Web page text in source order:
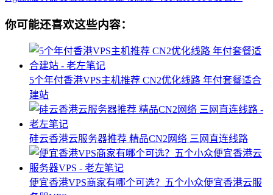
你可能还喜欢这些内容：
5个年付香港VPS主机推荐 CN2优化线路 年付套餐适合
建站
硅云香港云服务器推荐 精品CN2网络 三网直连线路
便宜香港VPS商家有哪个可选？五个小众便宜香港云服